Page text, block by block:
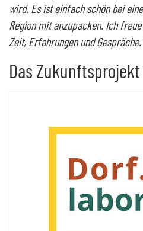
wird. Es ist einfach schön bei
Region mit anzupacken. Ich
Zeit, Erfahrungen und
Das